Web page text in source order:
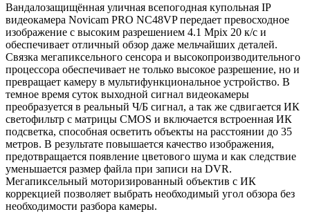
Вандалозащищённая уличная всепогодная купольная IP
видеокамера Novicam PRO NC48VP передает превосходное
изображение с высоким разрешением 4.1 Mpix 20 к/с и
обеспечивает отличный обзор даже мельчайших деталей.
Связка мегапиксельного сенсора и высокопроизводительного
процессора обеспечивает не только высокое разрешение, но и
превращает камеру в мультифункциональное устройство. В
темное время суток выходной сигнал видеокамеры
преобразуется в реальный Ч/Б сигнал, а так же сдвигается ИК
светофильтр с матрицы CMOS и включается встроенная ИК
подсветка, способная осветить объекты на расстоянии до 35
метров. В результате повышается качество изображения,
предотвращается появление цветового шума и как следствие
уменьшается размер файла при записи на DVR.
Мегапиксельный моторизированный объектив с ИК
коррекцией позволяет выбрать необходимый угол обзора без
необходимости разбора камеры.